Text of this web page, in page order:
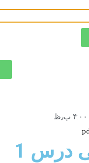
۴:۰۰ ب٫ظ
تست عربی دهم انسانی درس 1